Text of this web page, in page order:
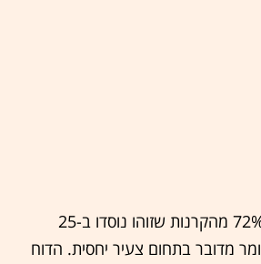
על פי נתוני הדוח, כ-72% מהקרנות שזוהו נוסדו ב-25
מדובר בתחום צעיר יחסית. הדוח